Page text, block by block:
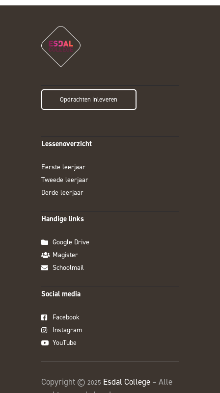
Opdrachten inleveren
Lessenoverzicht
Eerste leerjaar
Tweede leerjaar
Derde leerjaar
Handige links
Google Drive
Magister
Schoolmail
Social media
Facebook
Instagram
YouTube
Copyright © 2025 Esdal College – Alle